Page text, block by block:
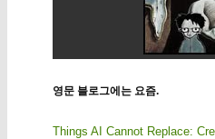
영문 블로그에는 요즘.
Things AI Cannot Replace: